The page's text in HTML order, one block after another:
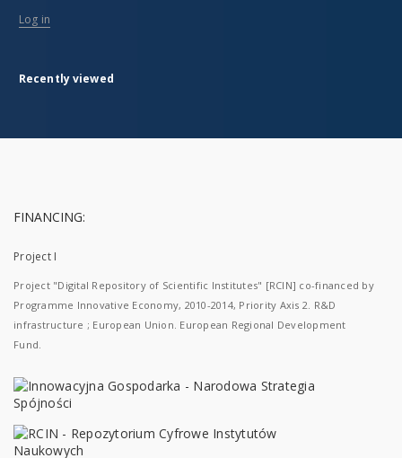
Log in
Recently viewed
FINANCING:
Project I
Project "Digital Repository of Scientific Institutes" [RCIN] co-financed by
Programme Innovative Economy, 2010-2014, Priority Axis 2. R&D
infrastructure ; European Union. European Regional Development
Fund.